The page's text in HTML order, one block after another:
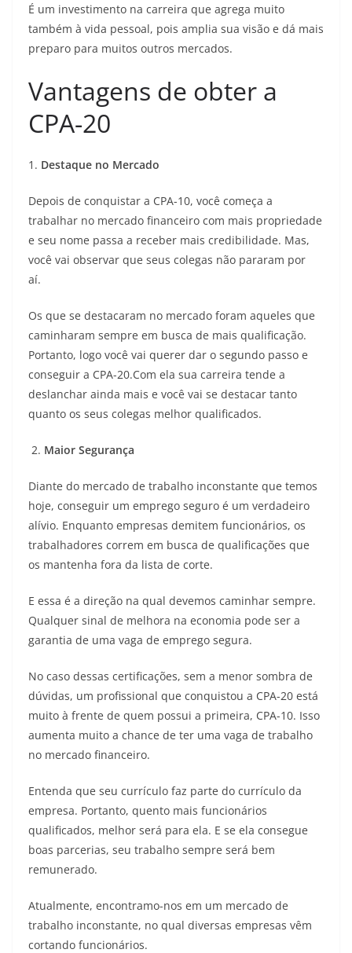
É um investimento na carreira que agrega muito
também à vida pessoal, pois amplia sua visão e dá mais
preparo para muitos outros mercados.
Vantagens de obter a
CPA-20
1. Destaque no Mercado
Depois de conquistar a CPA-10, você começa a
trabalhar no mercado financeiro com mais propriedade
e seu nome passa a receber mais credibilidade. Mas,
você vai observar que seus colegas não pararam por
aí.
Os que se destacaram no mercado foram aqueles que
caminharam sempre em busca de mais qualificação.
Portanto, logo você vai querer dar o segundo passo e
conseguir a CPA-20.Com ela sua carreira tende a
deslanchar ainda mais e você vai se destacar tanto
quanto os seus colegas melhor qualificados.
2. Maior Segurança
Diante do mercado de trabalho inconstante que temos
hoje, conseguir um emprego seguro é um verdadeiro
alívio. Enquanto empresas demitem funcionários, os
trabalhadores correm em busca de qualificações que
os mantenha fora da lista de corte.
E essa é a direção na qual devemos caminhar sempre.
Qualquer sinal de melhora na economia pode ser a
garantia de uma vaga de emprego segura.
No caso dessas certificações, sem a menor sombra de
dúvidas, um profissional que conquistou a CPA-20 está
muito à frente de quem possui a primeira, CPA-10. Isso
aumenta muito a chance de ter uma vaga de trabalho
no mercado financeiro.
Entenda que seu currículo faz parte do currículo da
empresa. Portanto, quento mais funcionários
qualificados, melhor será para ela. E se ela consegue
boas parcerias, seu trabalho sempre será bem
remunerado.
Atualmente, encontramo-nos em um mercado de
trabalho inconstante, no qual diversas empresas vêm
cortando funcionários.